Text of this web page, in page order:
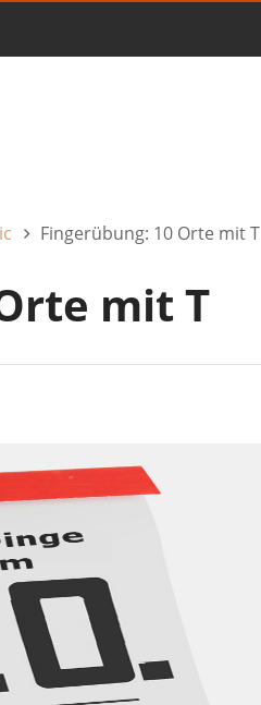
Fingerübung: 10 Orte mit T
mit T